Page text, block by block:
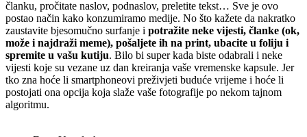
članku, pročitate naslov, podnaslov, preletite tekst… Sve je ovo
postao način kako konzumiramo medije. No što kažete da nakratko
zaustavite bjesomučno surfanje i potražite neke vijesti, članke (ok,
može i najdraži meme), pošaljete ih na print, ubacite u foliju i
spremite u vašu kutiju. Bilo bi super kada biste odabrali i neke
vijesti koje su vezane uz dan kreiranja vaše vremenske kapsule. Jer
tko zna hoće li smartphoneovi preživjeti buduće vrijeme i hoće li
postojati ona opcija koja slaže vaše fotografije po nekom tajnom
algoritmu.